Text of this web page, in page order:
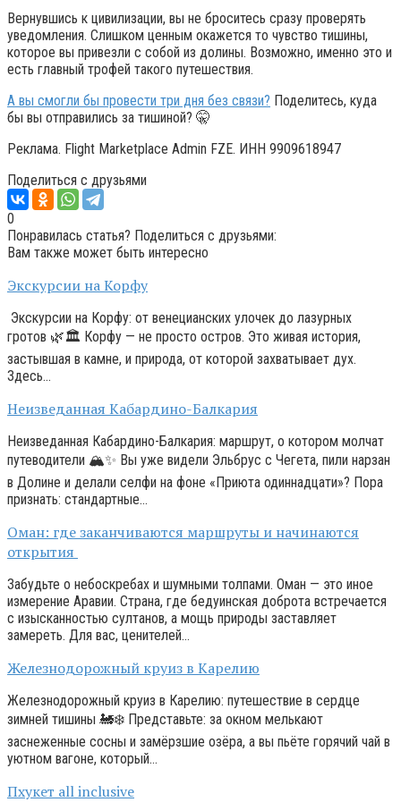
Вернувшись к цивилизации, вы не броситесь сразу проверять
уведомления. Слишком ценным окажется то чувство тишины,
которое вы привезли с собой из долины. Возможно, именно это и
есть главный трофей такого путешествия.
А вы смогли бы провести три дня без связи? Поделитесь, куда
бы вы отправились за тишиной? 🤫
Реклама. Flight Marketplace Admin FZE. ИНН 9909618947
Поделиться с друзьями
0
Понравилась статья? Поделиться с друзьями:
Вам также может быть интересно
Экскурсии на Корфу
Экскурсии на Корфу: от венецианских улочек до лазурных
гротов 🌿🏛️ Корфу — не просто остров. Это живая история,
застывшая в камне, и природа, от которой захватывает дух.
Здесь…
Неизведанная Кабардино-Балкария
Неизведанная Кабардино-Балкария: маршрут, о котором молчат
путеводители 🏔️✨ Вы уже видели Эльбрус с Чегета, пили нарзан
в Долине и делали селфи на фоне «Приюта одиннадцати»? Пора
признать: стандартные…
Оман: где заканчиваются маршруты и начинаются
открытия
Забудьте о небоскребах и шумными толпами. Оман — это иное
измерение Аравии. Страна, где бедуинская доброта встречается
с изысканностью султанов, а мощь природы заставляет
замереть. Для вас, ценителей…
Железнодорожный круиз в Карелию
Железнодорожный круиз в Карелию: путешествие в сердце
зимней тишины 🚂❄️ Представьте: за окном мелькают
заснеженные сосны и замёрзшие озёра, а вы пьёте горячий чай в
уютном вагоне, который…
Пхукет all inclusive